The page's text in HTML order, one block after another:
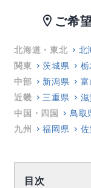
location_on ご希
北海道・東北 北
関東
茨城県
中部
新潟県
近畿
三重県
中国・四国
鳥取
九州
福岡県
目次